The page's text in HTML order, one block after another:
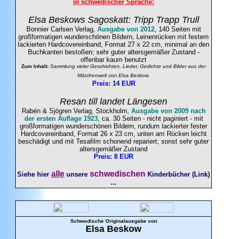
in schwedischer Sprache:
Elsa Beskows Sagoskatt: Tripp Trapp Trull
Bonnier Carlsen Verlag, Ausgabe von 2012, 140 Seiten mit
großformatigen wunderschönen Bildern, Leinenrücken mit festem
lackierten Hardcovereinband, Format 27 x 22 cm, minimal an den
Buchkanten bestoßen; sehr guter altersgemäßer Zustand -
offenbar kaum benutzt
Zum Inhalt: Sammlung vieler Geschichten, Lieder, Gedichte und Bilder aus der
Märchenwelt von Elsa Beskow.
Preis: 14 EUR
Resan till landet Längesen
Rabén & Sjögren Verlag, Stockholm, Ausgabe von 2009 nach
der ersten Auflage 1923, ca. 30 Seiten - nicht paginiert - mit
großformatigen wunderschönen Bildern, rundum lackierter fester
Hardcovereinband, Format 26 x 23 cm, unten am Rücken leicht
beschädigt und mit Tesafilm schonend repariert; sonst sehr guter
altersgemäßer Zustand
Preis: 8 EUR
Siehe hier alle unsere schwedischen Kinderbücher (Link)
...
Schwedische Originalausgabe von
Elsa Beskow